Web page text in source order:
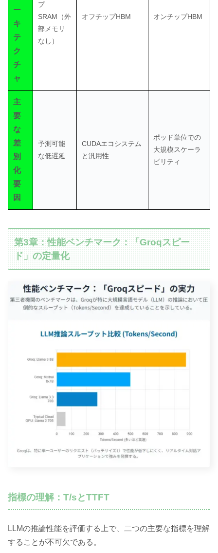
ー
キ
テ
ク
チ
ャ
プ
SRAM（外
部メモリ
なし）
オフチップHBM オンチップHBM
主
要
な
差
別
化
要
因
予測可能
な低遅延
CUDAエコシステム
と汎用性
ポッド単位での
大規模スケーラ
ビリティ
第3章：性能ベンチマーク：「Groqスピー
ド」の定量化
指標の理解：T/sとTTFT
LLMの推論性能を評価する上で、二つの主要な指標を理解
することが不可欠である。